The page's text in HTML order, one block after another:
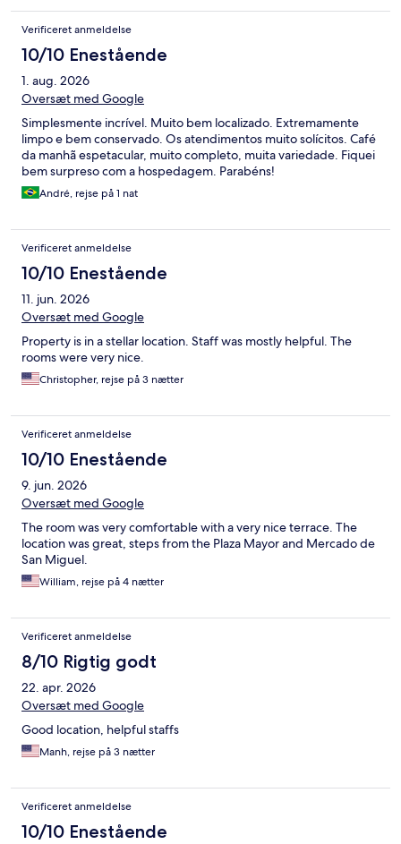
Verificeret anmeldelse
10/10 Enestående
1. aug. 2026
Oversæt med Google
Simplesmente incrível. Muito bem localizado. Extremamente
limpo e bem conservado. Os atendimentos muito solícitos. Café
da manhã espetacular, muito completo, muita variedade. Fiquei
bem surpreso com a hospedagem. Parabéns!
André, rejse på 1 nat
Verificeret anmeldelse
10/10 Enestående
11. jun. 2026
Oversæt med Google
Property is in a stellar location. Staff was mostly helpful. The
rooms were very nice.
Christopher, rejse på 3 nætter
Verificeret anmeldelse
10/10 Enestående
9. jun. 2026
Oversæt med Google
The room was very comfortable with a very nice terrace. The
location was great, steps from the Plaza Mayor and Mercado de
San Miguel.
William, rejse på 4 nætter
Verificeret anmeldelse
8/10 Rigtig godt
22. apr. 2026
Oversæt med Google
Good location, helpful staffs
Manh, rejse på 3 nætter
Verificeret anmeldelse
10/10 Enestående